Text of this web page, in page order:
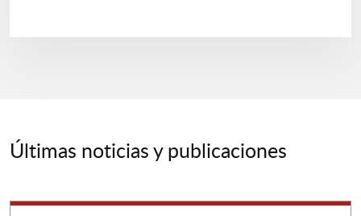
Últimas noticias y publicaciones